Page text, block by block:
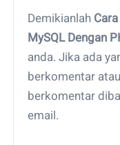
Demikianlah
MySQL Dengan
anda. Jika ada
berkomentar
berkomentar
email.